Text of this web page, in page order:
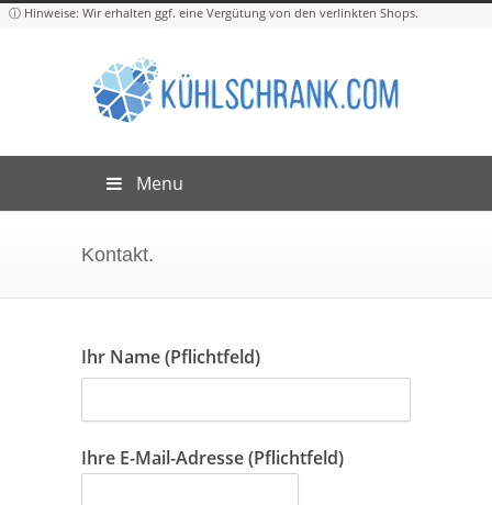
Menu
Kontakt.
Ihr Name (Pflichtfeld)
Ihre E-Mail-Adresse (Pflichtfeld)